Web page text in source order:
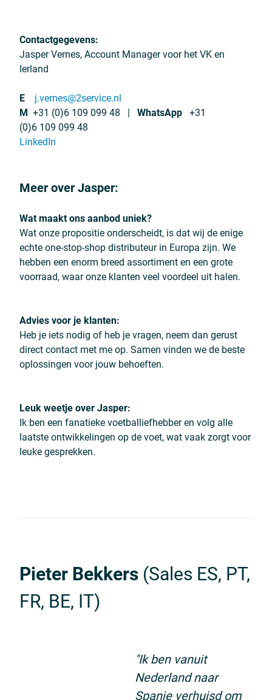
Contactgegevens:
Jasper Vernes, Account Manager voor het VK en
Ierland
E
j.vernes@2service.nl
M +31 (0)6 109 099 48 | WhatsApp +31
(0)6 109 099 48
LinkedIn
Meer over Jasper:
Wat maakt ons aanbod uniek?
Wat onze propositie onderscheidt, is dat wij de enige
echte one-stop-shop distributeur in Europa zijn. We
hebben een enorm breed assortiment en een grote
voorraad, waar onze klanten veel voordeel uit halen.
Advies voor je klanten:
Heb je iets nodig of heb je vragen, neem dan gerust
direct contact met me op. Samen vinden we de beste
oplossingen voor jouw behoeften.
Leuk weetje over Jasper:
Ik ben een fanatieke voetballiefhebber en volg alle
laatste ontwikkelingen op de voet, wat vaak zorgt voor
leuke gesprekken.
Pieter Bekkers (Sales ES, PT,
FR, BE, IT)
"Ik ben vanuit
Nederland naar
Spanje verhuisd om